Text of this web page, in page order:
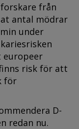
från
antal mödrar
under
europeer
risk för att
för
D-
redan nu.